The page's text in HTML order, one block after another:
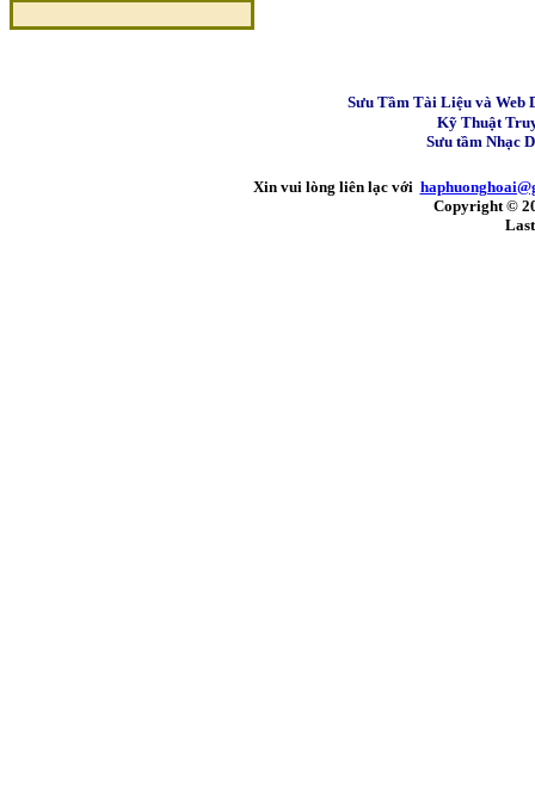
Sưu Tầm Tài Liệu và Web
Kỹ Thuật
Sưu tầm Nhạc
Xin vui lòng liên lạc với
Copyright ©